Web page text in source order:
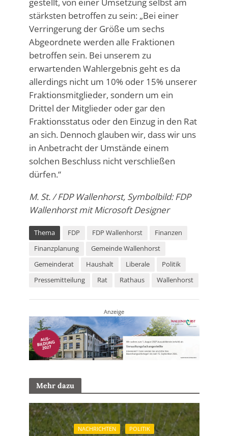
gestellt, von einer Umsetzung selbst am
stärksten betroffen zu sein: „Bei einer
Verringerung der Größe um sechs
Abgeordnete werden alle Fraktionen
betroffen sein. Bei unserem zu
erwartenden Wahlergebnis geht es da
allerdings nicht um 10% oder 15% unserer
Fraktionsmitglieder, sondern um ein
Drittel der Mitglieder oder gar den
Fraktionsstatus oder den Einzug in den Rat
an sich. Dennoch glauben wir, dass wir uns
in Anbetracht der Umstände einem
solchen Beschluss nicht verschließen
dürfen.“
M. St. / FDP Wallenhorst, Symbolbild: FDP
Wallenhorst mit Microsoft Designer
Thema FDP FDP Wallenhorst
Finanzen
Finanzplanung
Gemeinde Wallenhorst
Gemeinderat
Haushalt Liberale
Politik
Pressemitteilung
Rat Rathaus Wallenhorst
Anzeige
Mehr dazu
NACHRICHTEN POLITIK